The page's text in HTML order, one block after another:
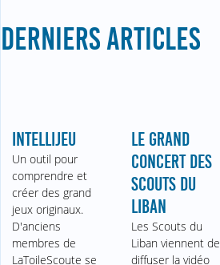
DERNIERS ARTICLES
INTELLIJEU
Un outil pour
comprendre et
créer des grand
jeux originaux.
D'anciens
membres de
LaToileScoute se
LE GRAND
CONCERT DES
SCOUTS DU
LIBAN
Les Scouts du
Liban viennent de
diffuser la vidéo